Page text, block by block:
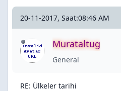
20-11-2017, Saat:08:46 AM
Murataltug
General
RE: Ülkeler tarihi